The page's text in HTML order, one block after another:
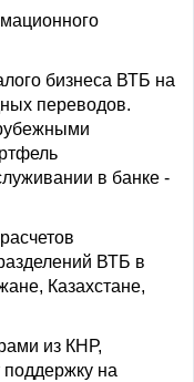
бизнеса ВТБ на
переводов.
в банке -
ВТБ в
Казахстане,
из КНР,
на